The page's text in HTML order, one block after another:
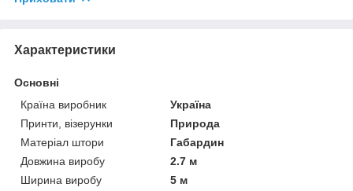
Характеристики
Основні
Країна виробник
Україна
Принти, візерунки
Природа
Матеріал штори
Габардин
Довжина виробу
2.7 м
Ширина виробу
5 м